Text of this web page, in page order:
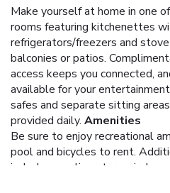
Make yourself at home in one
rooms featuring kitchenettes
refrigerators/freezers and
balconies or patios.
access keeps you connected,
available for your
safes and separate sitting
provided daily. Amenities
Be sure to enjoy recreational
pool and bicycles to rent.
include complimentary wireless